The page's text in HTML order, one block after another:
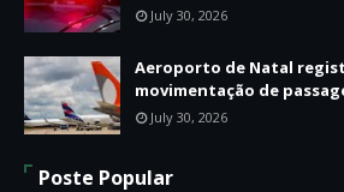
July 30, 2026
Aeroporto de Natal
movimentação de
July 30, 2026
Poste Popular